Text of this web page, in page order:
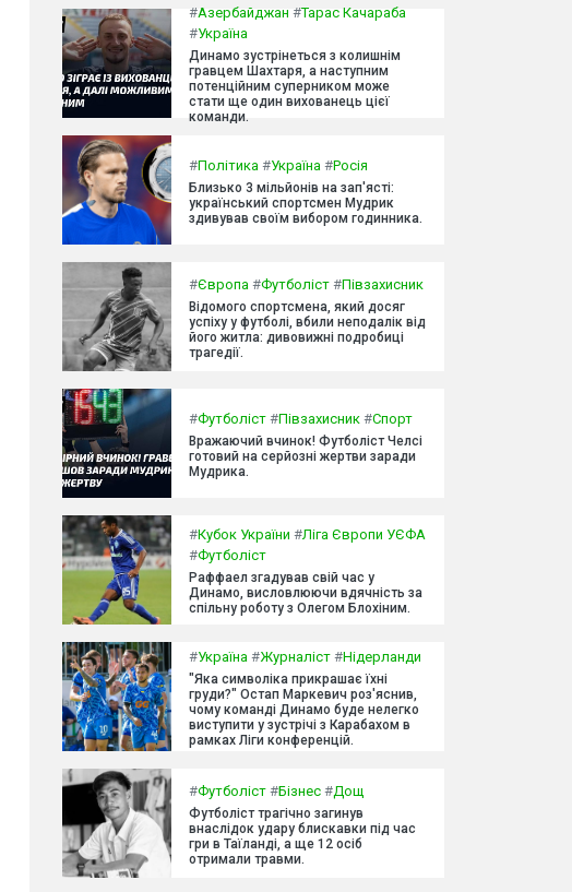
#Азербайджан #Тарас Качараба
#Україна
Динамо зустрінеться з колишнім
гравцем Шахтаря, а наступним
потенційним суперником може
стати ще один вихованець цієї
команди.
#Політика #Україна #Росія
Близько 3 мільйонів на зап'ясті:
український спортсмен Мудрик
здивував своїм вибором годинника.
#Європа #Футболіст #Півзахисник
Відомого спортсмена, який досяг
успіху у футболі, вбили неподалік від
його житла: дивовижні подробиці
трагедії.
#Футболіст #Півзахисник #Спорт
Вражаючий вчинок! Футболіст Челсі
готовий на серйозні жертви заради
Мудрика.
#Кубок України #Ліга Європи УЄФА
#Футболіст
Раффаел згадував свій час у
Динамо, висловлюючи вдячність за
спільну роботу з Олегом Блохіним.
#Україна #Журналіст #Нідерланди
"Яка символіка прикрашає їхні
груди?" Остап Маркевич роз'яснив,
чому команді Динамо буде нелегко
виступити у зустрічі з Карабахом в
рамках Ліги конференцій.
#Футболіст #Бізнес #Дощ
Футболіст трагічно загинув
внаслідок удару блискавки під час
гри в Таїланді, а ще 12 осіб
отримали травми.